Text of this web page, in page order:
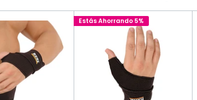
Estás Ahorrando 5%